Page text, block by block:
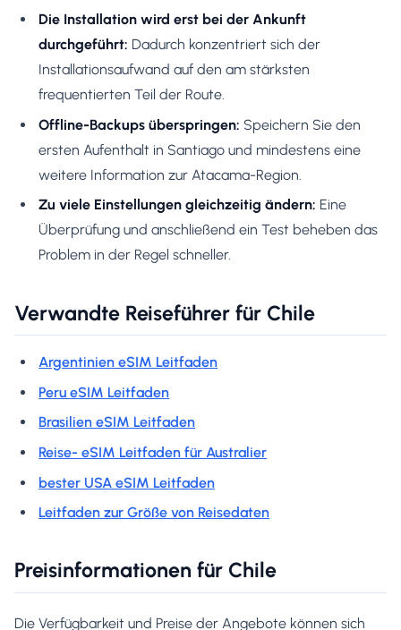
Die Installation wird erst bei der Ankunft
durchgeführt: Dadurch konzentriert sich der
Installationsaufwand auf den am stärksten
frequentierten Teil der Route.
Offline-Backups überspringen: Speichern Sie den
ersten Aufenthalt in Santiago und mindestens eine
weitere Information zur Atacama-Region.
Zu viele Einstellungen gleichzeitig ändern: Eine
Überprüfung und anschließend ein Test beheben das
Problem in der Regel schneller.
Verwandte Reiseführer für Chile
Argentinien eSIM Leitfaden
Peru eSIM Leitfaden
Brasilien eSIM Leitfaden
Reise- eSIM Leitfaden für Australier
bester USA eSIM Leitfaden
Leitfaden zur Größe von Reisedaten
Preisinformationen für Chile
Die Verfügbarkeit und Preise der Angebote können sich